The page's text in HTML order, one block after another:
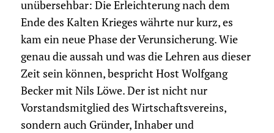
unübersehbar: Die Erleichterung nach dem
Ende des Kalten Krieges währte nur kurz, es
kam ein neue Phase der Verunsicherung. Wie
genau die aussah und was die Lehren aus dieser
Zeit sein können, bespricht Host Wolfgang
Becker mit Nils Löwe. Der ist nicht nur
Vorstandsmitglied des Wirtschaftsvereins,
sondern auch Gründer, Inhaber und